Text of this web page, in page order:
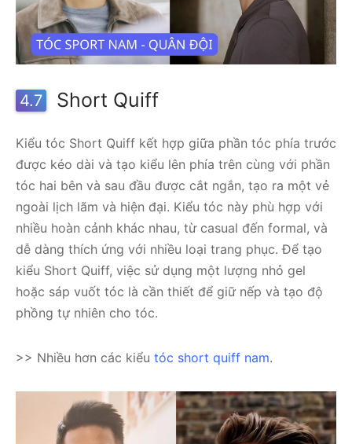
4.7 Short Quiff
Kiểu tóc Short Quiff kết hợp giữa phần tóc phía trước
được kéo dài và tạo kiểu lên phía trên cùng với phần
tóc hai bên và sau đầu được cắt ngắn, tạo ra một vẻ
ngoài lịch lãm và hiện đại. Kiểu tóc này phù hợp với
nhiều hoàn cảnh khác nhau, từ casual đến formal, và
dễ dàng thích ứng với nhiều loại trang phục. Để tạo
kiểu Short Quiff, việc sử dụng một lượng nhỏ gel
hoặc sáp vuốt tóc là cần thiết để giữ nếp và tạo độ
phồng tự nhiên cho tóc.
>> Nhiều hơn các kiểu tóc short quiff nam.